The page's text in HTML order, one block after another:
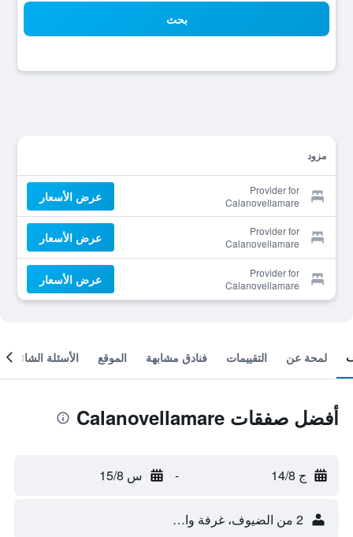
بحث
مزود
Provider for
Calanovellamare
عرض الأسعار
Provider for
Calanovellamare
عرض الأسعار
Provider for
Calanovellamare
عرض الأسعار
لمحة عن التقييمات فنادق مشابهة الموقع الأسئلة الشائعة
أفضل صفقات Calanovellamare
ج 14/8 - س 15/8
2 من الضيوف، غرفة واحدة